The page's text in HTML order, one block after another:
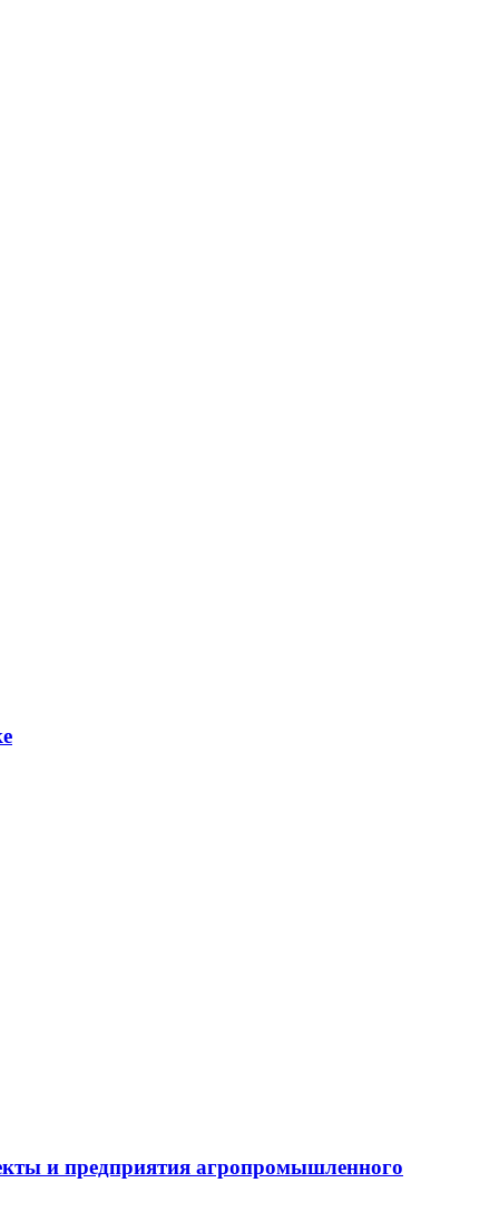
и предприятия агропромышленного